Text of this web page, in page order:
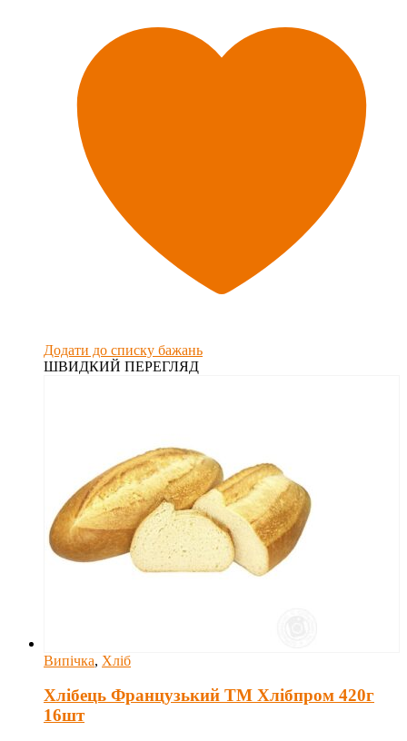
Додати до списку бажань
ШВИДКИЙ ПЕРЕГЛЯД
Випічка, Хліб
Хлібець Французький ТМ Хлібпром 420г
16шт